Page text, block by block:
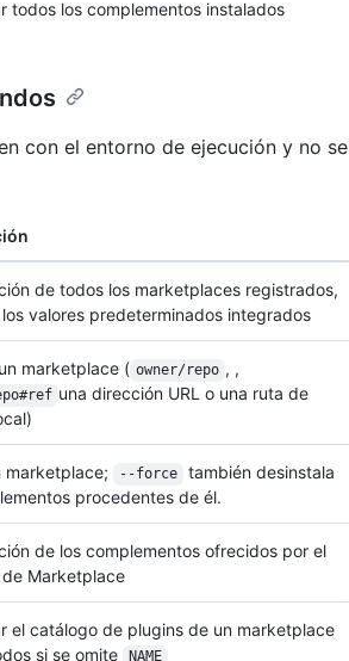
todos los complementos instalados
con el entorno de ejecución y no se
de todos los marketplaces registrados,
valores predeterminados integrados
marketplace ( owner/repo , ,
una dirección URL o una ruta de
marketplace; --force
también desinstala
procedentes de él.
de los complementos ofrecidos por el
Marketplace
el catálogo de plugins de un marketplace
si se omite
NAME